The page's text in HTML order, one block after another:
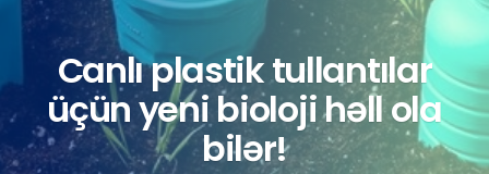
Canlı plastik tullantılar
üçün yeni bioloji həll ola
bilər!